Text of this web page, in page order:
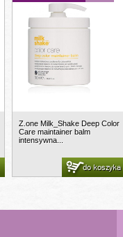
Z.one Milk_Shake Deep Color
Care maintainer balm
intensywna...
do koszyka